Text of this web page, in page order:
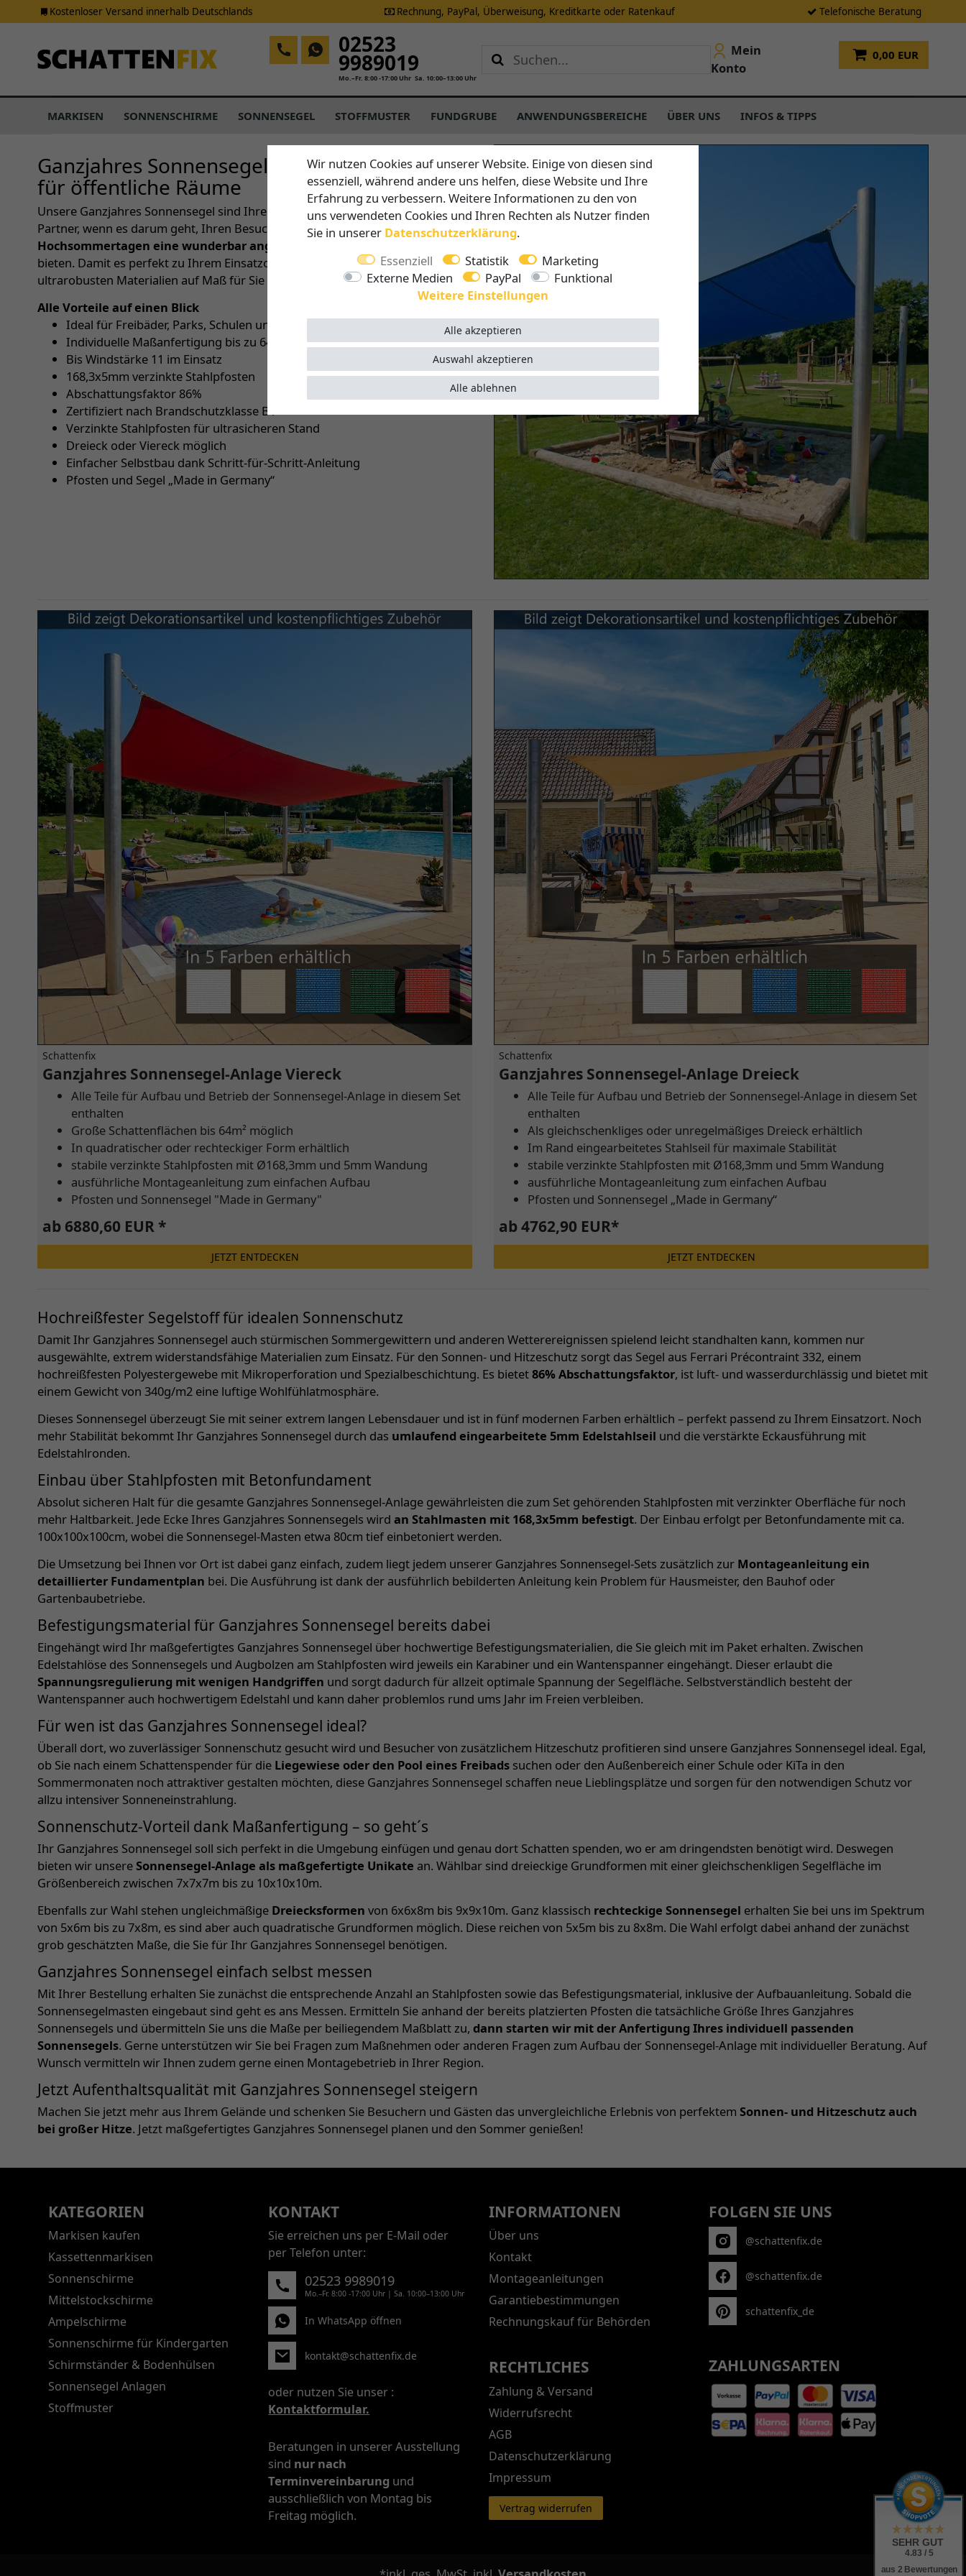
Kostenloser Versand innerhalb Deutschlands Rechnung, PayPal, Überweisung, Kreditkarte oder Ratenkauf Telefonische Beratung
0,00 EUR
02523
9989019
Mo.–Fr. 8:00 -17:00 Uhr Sa. 10:00–13:00 Uhr
Mein
Konto
MARKISEN SONNENSCHIRME SONNENSEGEL STOFFMUSTER FUNDGRUBE ANWENDUNGSBEREICHE ÜBER UNS INFOS & TIPPS
Ganzjahres Sonnensegel – Schattenspender
für öffentliche Räume
Unsere Ganzjahres Sonnensegel sind Ihre unkomplizierten und zuverlässigen
Partner, wenn es darum geht, Ihren Besuchern und Gästen auchan heißen
Hochsommertagen eine wunderbar angenehme Aufenthaltsqualität
bieten. Damit es perfekt zu Ihrem Einsatzort passt, fertigen wir es aus
ultrarobusten Materialien auf Maß für Sie an.
Alle Vorteile auf einen Blick
Ideal für Freibäder, Parks, Schulen und KiTas
Individuelle Maßanfertigung bis zu 64m²
Bis Windstärke 11 im Einsatz
168,3x5mm verzinkte Stahlpfosten
Abschattungsfaktor 86%
Zertifiziert nach Brandschutzklasse B1
Verzinkte Stahlpfosten für ultrasicheren Stand
Dreieck oder Viereck möglich
Einfacher Selbstbau dank Schritt-für-Schritt-Anleitung
Pfosten und Segel „Made in Germany“
Schattenfix
Ganzjahres Sonnensegel-Anlage Viereck
Alle Teile für Aufbau und Betrieb der Sonnensegel-Anlage in diesem Set
enthalten
Große Schattenflächen bis 64m² möglich
In quadratischer oder rechteckiger Form erhältlich
stabile verzinkte Stahlpfosten mit Ø168,3mm und 5mm Wandung
ausführliche Montageanleitung zum einfachen Aufbau
Pfosten und Sonnensegel "Made in Germany"
ab 6880,60 EUR *
JETZT ENTDECKEN
Schattenfix
Ganzjahres Sonnensegel-Anlage Dreieck
Alle Teile für Aufbau und Betrieb der Sonnensegel-Anlage in diesem Set
enthalten
Als gleichschenkliges oder unregelmäßiges Dreieck erhältlich
Im Rand eingearbeitetes Stahlseil für maximale Stabilität
stabile verzinkte Stahlpfosten mit Ø168,3mm und 5mm Wandung
ausführliche Montageanleitung zum einfachen Aufbau
Pfosten und Sonnensegel „Made in Germany“
ab 4762,90 EUR*
JETZT ENTDECKEN
Hochreißfester Segelstoff für idealen Sonnenschutz
Damit Ihr Ganzjahres Sonnensegel auch stürmischen Sommergewittern und anderen Wetterereignissen spielend leicht standhalten kann, kommen nur
ausgewählte, extrem widerstandsfähige Materialien zum Einsatz. Für den Sonnen- und Hitzeschutz sorgt das Segel aus Ferrari Précontraint 332, einem
hochreißfesten Polyestergewebe mit Mikroperforation und Spezialbeschichtung. Es bietet86% Abschattungsfaktor, ist luft- und wasserdurchlässig und bietet mit
einem Gewicht von 340g/m2 eine luftige Wohlfühlatmosphäre.
Dieses Sonnensegel überzeugt Sie mit seiner extrem langen Lebensdauer und ist in fünf modernen Farben erhältlich – perfekt passend zu Ihrem Einsatzort. Noch
mehr Stabilität bekommt Ihr Ganzjahres Sonnensegel durch das umlaufend eingearbeitete 5mm Edelstahlseil und die verstärkte Eckausführung mit
Edelstahlronden.
Einbau über Stahlpfosten mit Betonfundament
Absolut sicheren Halt für die gesamte Ganzjahres Sonnensegel-Anlage gewährleisten die zum Set gehörenden Stahlpfosten mit verzinkter Oberfläche für noch
mehr Haltbarkeit. Jede Ecke Ihres Ganzjahres Sonnensegels wird an Stahlmasten mit 168,3x5mm befestigt. Der Einbau erfolgt per Betonfundamente mit ca.
100x100x100cm, wobei die Sonnensegel-Masten etwa 80cm tief einbetoniert werden.
Die Umsetzung bei Ihnen vor Ort ist dabei ganz einfach, zudem liegt jedem unserer Ganzjahres Sonnensegel-Sets zusätzlich zur Montageanleitung ein
detaillierter Fundamentplan bei. Die Ausführung ist dank der ausführlich bebilderten Anleitung kein Problem für Hausmeister, den Bauhof oder
Gartenbaubetriebe.
Befestigungsmaterial für Ganzjahres Sonnensegel bereits dabei
Eingehängt wird Ihr maßgefertigtes Ganzjahres Sonnensegel über hochwertige Befestigungsmaterialien, die Sie gleich mit im Paket erhalten. Zwischen
Edelstahlöse des Sonnensegels und Augbolzen am Stahlpfosten wird jeweils ein Karabiner und ein Wantenspanner eingehängt. Dieser erlaubt die
Spannungsregulierung mit wenigen Handgriffen und sorgt dadurch für allzeit optimale Spannung der Segelfläche. Selbstverständlich besteht der
Wantenspanner auch hochwertigem Edelstahl und kann daher problemlos rund ums Jahr im Freien verbleiben.
Für wen ist das Ganzjahres Sonnensegel ideal?
Überall dort, wo zuverlässiger Sonnenschutz gesucht wird und Besucher von zusätzlichem Hitzeschutz profitieren sind unsere Ganzjahres Sonnensegel ideal. Egal,
ob Sie nach einem Schattenspender für die Liegewiese oder den Pool eines Freibads suchen oder den Außenbereich einer Schule oder KiTa in den
Sommermonaten noch attraktiver gestalten möchten, diese Ganzjahres Sonnensegel schaffen neue Lieblingsplätze und sorgen für den notwendigen Schutz vor
allzu intensiver Sonneneinstrahlung.
Sonnenschutz-Vorteil dank Maßanfertigung – so geht´s
Ihr Ganzjahres Sonnensegel soll sich perfekt in die Umgebung einfügen und genau dort Schatten spenden, wo er am dringendsten benötigt wird. Deswegen
bieten wir unsereSonnensegel-Anlage als maßgefertigte Unikate an. Wählbar sind dreieckige Grundformen mit einer gleichschenkligen Segelfläche im
Größenbereich zwischen 7x7x7m bis zu 10x10x10m.
Ebenfalls zur Wahl stehen ungleichmäßige Dreiecksformen von 6x6x8m bis 9x9x10m. Ganz klassisch rechteckige Sonnensegel erhalten Sie bei uns im Spektrum
von 5x6m bis zu 7x8m, es sind aber auch quadratische Grundformen möglich. Diese reichen von 5x5m bis zu 8x8m. Die Wahl erfolgt dabei anhand der zunächst
grob geschätzten Maße, die Sie für Ihr Ganzjahres Sonnensegel benötigen.
Ganzjahres Sonnensegel einfach selbst messen
Mit Ihrer Bestellung erhalten Sie zunächst die entsprechende Anzahl an Stahlpfosten sowie das Befestigungsmaterial, inklusive der Aufbauanleitung. Sobald die
Sonnensegelmasten eingebaut sind geht es ans Messen. Ermitteln Sie anhand der bereits platzierten Pfosten die tatsächliche Größe Ihres Ganzjahres
Sonnensegels und übermitteln Sie uns die Maße per beiliegendem Maßblatt zu, dann starten wir mit der Anfertigung Ihres individuell passenden
Sonnensegels. Gerne unterstützen wir Sie bei Fragen zum Maßnehmen oder anderen Fragen zum Aufbau der Sonnensegel-Anlage mit individueller Beratung. Auf
Wunsch vermitteln wir Ihnen zudem gerne einen Montagebetrieb in Ihrer Region.
Jetzt Aufenthaltsqualität mit Ganzjahres Sonnensegel steigern
Machen Sie jetzt mehr aus Ihrem Gelände und schenken Sie Besuchern und Gästen das unvergleichliche Erlebnis von perfektem Sonnen- und Hitzeschutz auch
bei großer Hitze. Jetzt maßgefertigtes Ganzjahres Sonnensegel planen und den Sommer genießen!
KATEGORIEN
Markisen kaufen
Kassettenmarkisen
Sonnenschirme
Mittelstockschirme
Ampelschirme
Sonnenschirme für Kindergarten
Schirmständer & Bodenhülsen
Sonnensegel Anlagen
Stoffmuster
KONTAKT
Sie erreichen uns per E-Mail oder
per Telefon unter:
02523 9989019
Mo.–Fr. 8:00 -17:00 Uhr | Sa. 10:00–13:00 Uhr
In WhatsApp öffnen
kontakt@schattenfix.de
oder nutzen Sie unser :
Kontaktformular.
Beratungen in unserer Ausstellung
sind nur nach
Terminvereinbarung und
ausschließlich von Montag bis
Freitag möglich.
INFORMATIONEN
Über uns
Kontakt
Montageanleitungen
Garantiebestimmungen
Rechnungskauf für Behörden
RECHTLICHES
Zahlung & Versand
Widerrufsrecht
AGB
Datenschutzerklärung
Impressum
Vertrag widerrufen
FOLGEN SIE UNS
@schattenfix.de
@schattenfix.de
schattenfix_de
ZAHLUNGSARTEN
Wir nutzen Cookies auf unserer Website. Einige von diesen sind
essenziell, während andere uns helfen, diese Website und Ihre
Erfahrung zu verbessern. Weitere Informationen zu den von
uns verwendeten Cookies und Ihren Rechten als Nutzer finden
Sie in unserer Daten­schutz­erklärung.
Essenziell
Statistik
Marketing
Externe Medien
PayPal
Funktional
Weitere Einstellungen
Alle akzeptieren
Alle ablehnen
Auswahl akzeptieren
SEHR GUT
4.83 / 5
aus 2 Bewertungen